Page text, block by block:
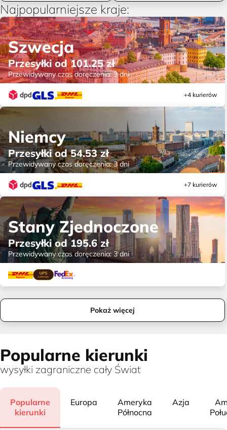
Najpopularniejsze kraje:
Szwecja
Przesyłki od101.25zł
Przewidywany czas doręczenia:3 dni
+4 kurierów
Niemcy
Przesyłki od54.53zł
Przewidywany czas doręczenia:3 dni
+7 kurierów
Stany Zjednoczone
Przesyłki od195.6zł
Przewidywany czas doręczenia:3 dni
Pokaż więcej
Popularne kierunki
wysyłki zagraniczne cały Świat
Popularne
kierunki
Europa
Ameryka
Północna
Azja